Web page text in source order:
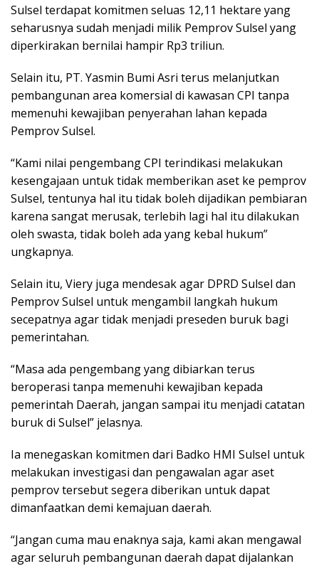
Sulsel terdapat komitmen seluas 12,11 hektare yang
seharusnya sudah menjadi milik Pemprov Sulsel yang
diperkirakan bernilai hampir Rp3 triliun.
Selain itu, PT. Yasmin Bumi Asri terus melanjutkan
pembangunan area komersial di kawasan CPI tanpa
memenuhi kewajiban penyerahan lahan kepada
Pemprov Sulsel.
“Kami nilai pengembang CPI terindikasi melakukan
kesengajaan untuk tidak memberikan aset ke pemprov
Sulsel, tentunya hal itu tidak boleh dijadikan pembiaran
karena sangat merusak, terlebih lagi hal itu dilakukan
oleh swasta, tidak boleh ada yang kebal hukum”
ungkapnya.
Selain itu, Viery juga mendesak agar DPRD Sulsel dan
Pemprov Sulsel untuk mengambil langkah hukum
secepatnya agar tidak menjadi preseden buruk bagi
pemerintahan.
“Masa ada pengembang yang dibiarkan terus
beroperasi tanpa memenuhi kewajiban kepada
pemerintah Daerah, jangan sampai itu menjadi catatan
buruk di Sulsel” jelasnya.
Ia menegaskan komitmen dari Badko HMI Sulsel untuk
melakukan investigasi dan pengawalan agar aset
pemprov tersebut segera diberikan untuk dapat
dimanfaatkan demi kemajuan daerah.
“Jangan cuma mau enaknya saja, kami akan mengawal
agar seluruh pembangunan daerah dapat dijalankan